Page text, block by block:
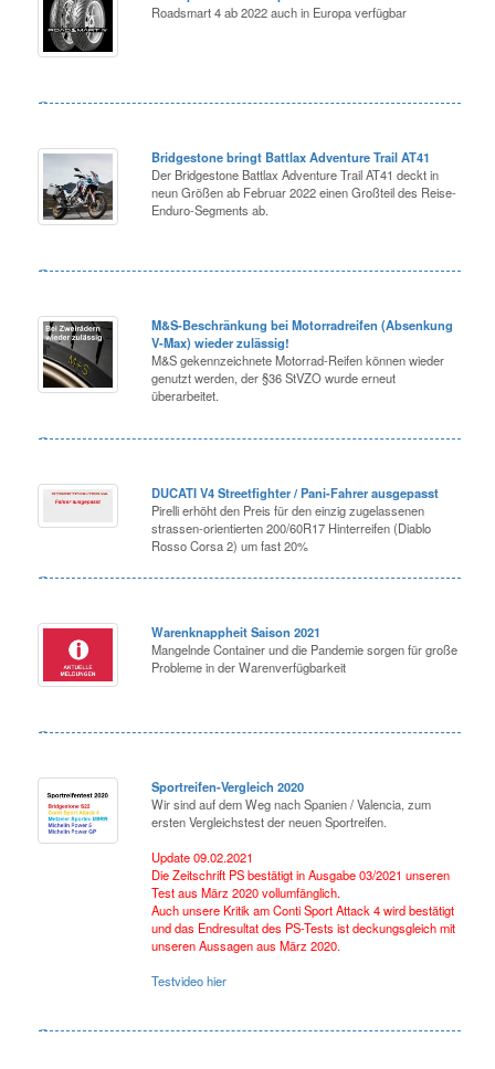
Roadsmart 4 ab 2022 auch in Europa verfügbar
Bridgestone bringt Battlax Adventure Trail AT41
Der Bridgestone Battlax Adventure Trail AT41 deckt in
neun Größen ab Februar 2022 einen Großteil des Reise-
Enduro-Segments ab.
M&S-Beschränkung bei Motorradreifen (Absenkung
V-Max) wieder zulässig!
M&S gekennzeichnete Motorrad-Reifen können wieder
genutzt werden, der §36 StVZO wurde erneut
überarbeitet.
DUCATI V4 Streetfighter / Pani-Fahrer ausgepasst
Pirelli erhöht den Preis für den einzig zugelassenen
strassen-orientierten 200/60R17 Hinterreifen (Diablo
Rosso Corsa 2) um fast 20%
Warenknappheit Saison 2021
Mangelnde Container und die Pandemie sorgen für große
Probleme in der Warenverfügbarkeit
Sportreifen-Vergleich 2020
Wir sind auf dem Weg nach Spanien / Valencia, zum
ersten Vergleichstest der neuen Sportreifen.
Update 09.02.2021
Die Zeitschrift PS bestätigt in Ausgabe 03/2021 unseren
Test aus März 2020 vollumfänglich.
Auch unsere Kritik am Conti Sport Attack 4 wird bestätigt
und das Endresultat des PS-Tests ist deckungsgleich mit
unseren Aussagen aus März 2020.
Testvideo hier